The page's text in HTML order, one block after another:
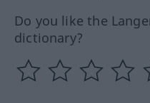
Do you like the
dictionary?